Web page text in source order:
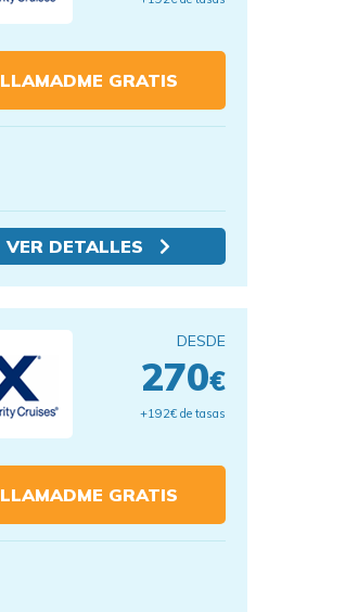
LLAMADME GRATIS
VER DETALLES
DESDE
270€
+192€ de tasas
LLAMADME GRATIS